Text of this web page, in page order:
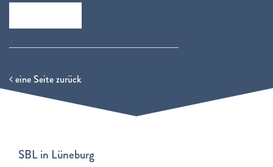
eine Seite zurück
SBL in Lüneburg